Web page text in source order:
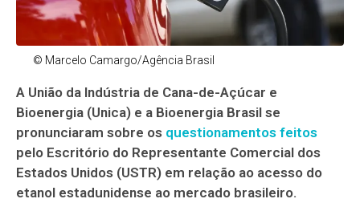
© Marcelo Camargo/Agência Brasil
A União da Indústria de Cana-de-Açúcar e
Bioenergia (Unica) e a Bioenergia Brasil se
pronunciaram sobre os questionamentos feitos
pelo Escritório do Representante Comercial dos
Estados Unidos (USTR) em relação ao acesso do
etanol estadunidense ao mercado brasileiro.